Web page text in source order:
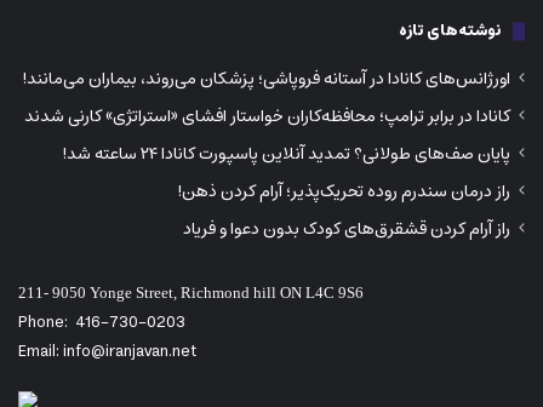
نوشته‌های تازه
اورژانس‌های کانادا در آستانه فروپاشی؛ پزشکان می‌روند، بیماران می‌مانند!
کانادا در برابر ترامپ؛ محافظه‌کاران خواستار افشای «استراتژی» کارنی شدند
پایان صف‌های طولانی؟ تمدید آنلاین پاسپورت کانادا ۲۴ ساعته شد!
راز درمان سندرم روده تحریک‌پذیر؛ آرام کردن ذهن!
راز آرام کردن قشقرق‌های کودک بدون دعوا و فریاد
211- 9050 Yonge Street, Richmond hill ON L4C 9S6
Phone: 416-730-0203
Email: info@iranjavan.net